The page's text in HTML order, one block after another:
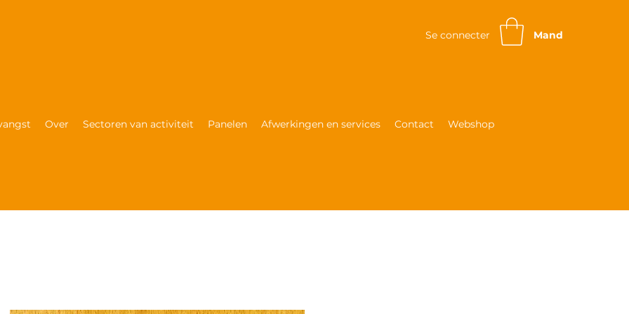
Se connecter Mand
Over Sectoren van activiteit Panelen Afwerkingen en services Contact Webshop